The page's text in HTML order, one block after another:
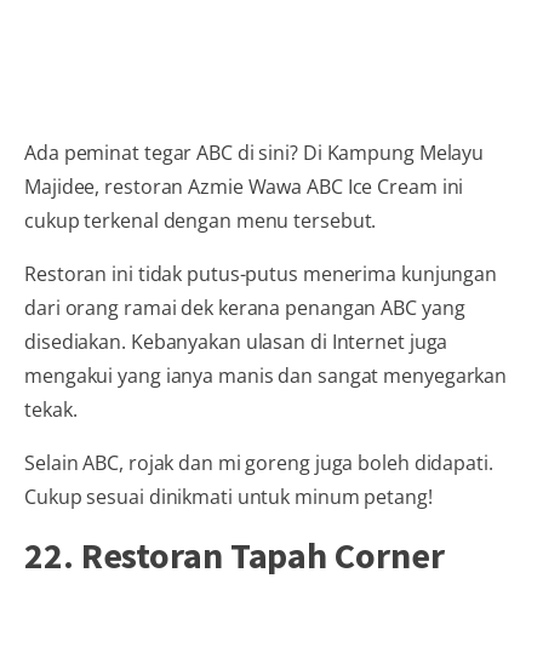
Ada peminat tegar ABC di sini? Di Kampung Melayu
Majidee, restoran Azmie Wawa ABC Ice Cream ini
cukup terkenal dengan menu tersebut.
Restoran ini tidak putus-putus menerima kunjungan
dari orang ramai dek kerana penangan ABC yang
disediakan. Kebanyakan ulasan di Internet juga
mengakui yang ianya manis dan sangat menyegarkan
tekak.
Selain ABC, rojak dan mi goreng juga boleh didapati.
Cukup sesuai dinikmati untuk minum petang!
22. Restoran Tapah Corner